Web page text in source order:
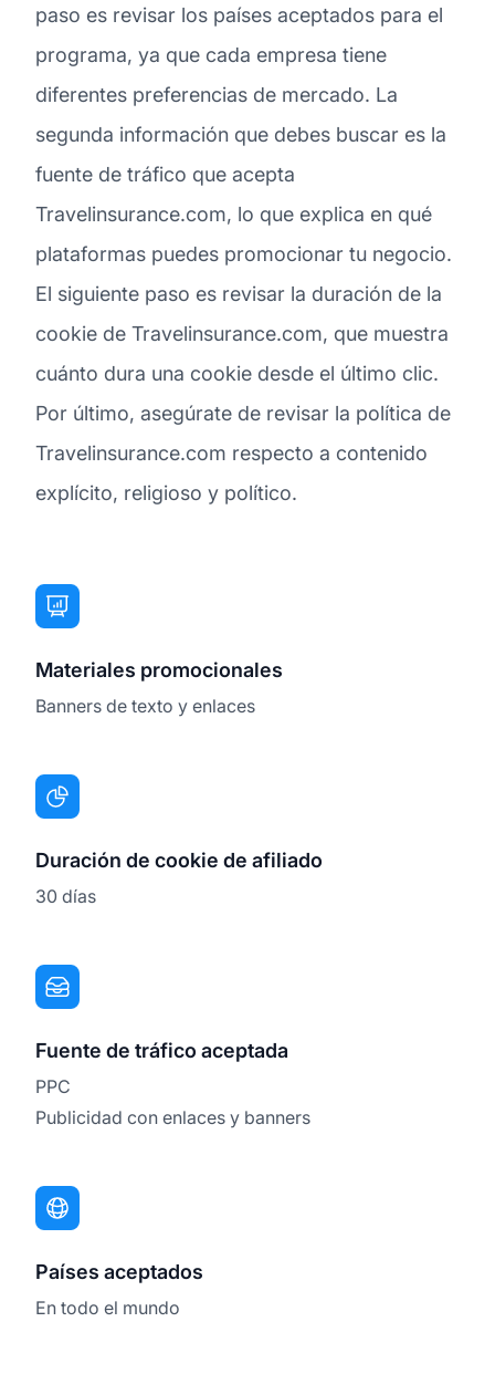
paso es revisar los países aceptados para el
programa, ya que cada empresa tiene
diferentes preferencias de mercado. La
segunda información que debes buscar es la
fuente de tráfico que acepta
Travelinsurance.com, lo que explica en qué
plataformas puedes promocionar tu negocio.
El siguiente paso es revisar la duración de la
cookie de Travelinsurance.com, que muestra
cuánto dura una cookie desde el último clic.
Por último, asegúrate de revisar la política de
Travelinsurance.com respecto a contenido
explícito, religioso y político.
Materiales promocionales
Banners de texto y enlaces
Duración de cookie de afiliado
30 días
Fuente de tráfico aceptada
PPC
Publicidad con enlaces y banners
Países aceptados
En todo el mundo